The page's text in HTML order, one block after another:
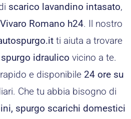
scarico lavandino intasato,
Romano h24. Il nostro
ti aiuta a trovare
idraulico vicino a te.
e disponibile 24 ore su
Che tu abbia bisogno di
spurgo scarichi domestici